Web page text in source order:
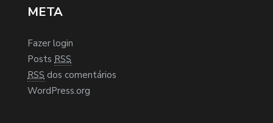
META
Fazer login
Posts RSS
RSS dos comentários
WordPress.org